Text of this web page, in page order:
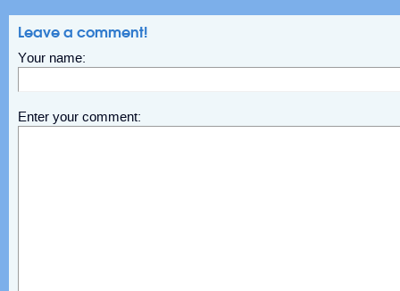
Leave a comment!
Your name:
Enter your comment: